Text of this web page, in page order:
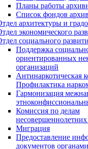
Планы работы
Список фондов
архитектуры и
экономического
социального
Поддержка
ориентированных
организаций
Антинаркотическая
Профилактика
Гармонизация
Комиссия по делам
Миграция
Предоставление
документов